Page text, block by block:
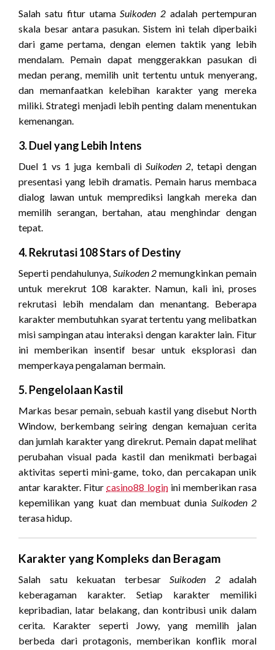
Salah satu fitur utamaSuikoden 2 adalah pertempuran
skala besar antara pasukan. Sistem ini telah diperbaiki
dari game pertama, dengan elemen taktik yang lebih
mendalam. Pemain dapat menggerakkan pasukan di
medan perang, memilih unit tertentu untuk menyerang,
dan memanfaatkan kelebihan karakter yang mereka
miliki. Strategi menjadi lebih penting dalam menentukan
kemenangan.
3. Duel yang Lebih Intens
Duel 1 vs 1 juga kembali diSuikoden 2, tetapi dengan
presentasi yang lebih dramatis. Pemain harus membaca
dialog lawan untuk memprediksi langkah mereka dan
memilih serangan, bertahan, atau menghindar dengan
tepat.
4. Rekrutasi 108 Stars of Destiny
Seperti pendahulunya, Suikoden 2 memungkinkan pemain
untuk merekrut 108 karakter. Namun, kali ini, proses
rekrutasi lebih mendalam dan menantang. Beberapa
karakter membutuhkan syarat tertentu yang melibatkan
misi sampingan atau interaksi dengan karakter lain. Fitur
ini memberikan insentif besar untuk eksplorasi dan
memperkaya pengalaman bermain.
5. Pengelolaan Kastil
Markas besar pemain, sebuah kastil yang disebut North
Window, berkembang seiring dengan kemajuan cerita
dan jumlah karakter yang direkrut. Pemain dapat melihat
perubahan visual pada kastil dan menikmati berbagai
aktivitas seperti mini-game, toko, dan percakapan unik
antar karakter. Fiturcasino88 loginini memberikan rasa
kepemilikan yang kuat dan membuat dunia Suikoden 2
terasa hidup.
Karakter yang Kompleks dan Beragam
Salah satu kekuatan terbesar Suikoden 2adalah
keberagaman karakter. Setiap karakter memiliki
kepribadian, latar belakang, dan kontribusi unik dalam
cerita. Karakter seperti Jowy, yang memilih jalan
berbeda dari protagonis, memberikan konflik moral